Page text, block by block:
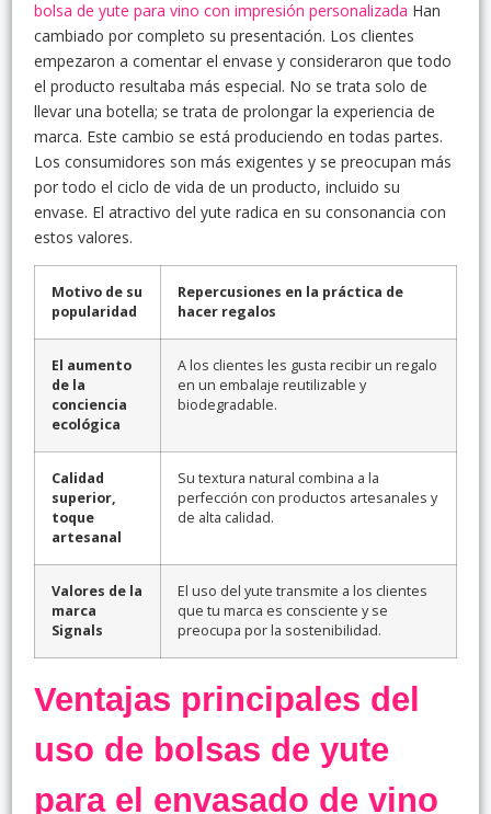
bolsa de yute para vino con impresión personalizada Han
cambiado por completo su presentación. Los clientes
empezaron a comentar el envase y consideraron que todo
el producto resultaba más especial. No se trata solo de
llevar una botella; se trata de prolongar la experiencia de
marca. Este cambio se está produciendo en todas partes.
Los consumidores son más exigentes y se preocupan más
por todo el ciclo de vida de un producto, incluido su
envase. El atractivo del yute radica en su consonancia con
estos valores.
Motivo de su
popularidad
Repercusiones en la práctica de
hacer regalos
El aumento
de la
conciencia
ecológica
A los clientes les gusta recibir un regalo
en un embalaje reutilizable y
biodegradable.
Calidad
superior,
toque
artesanal
Su textura natural combina a la
perfección con productos artesanales y
de alta calidad.
Valores de la
marca
Signals
El uso del yute transmite a los clientes
que tu marca es consciente y se
preocupa por la sostenibilidad.
Ventajas principales del
uso de bolsas de yute
para el envasado de vino